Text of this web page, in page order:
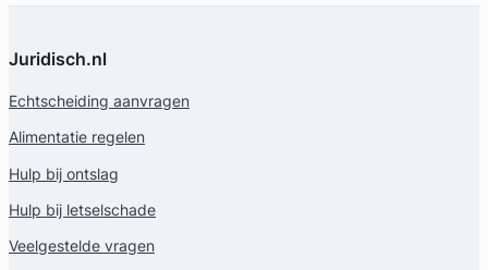
Juridisch.nl
Echtscheiding aanvragen
Alimentatie regelen
Hulp bij ontslag
Hulp bij letselschade
Veelgestelde vragen